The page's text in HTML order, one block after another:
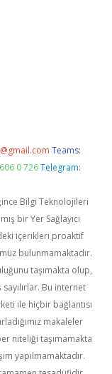
Teams:
0 726 Telegram:
Bilgi Teknolojileri
bir Yer Sağlayıcı
içerikleri proaktif
bulunmamaktadır.
taşımakta olup,
Bu internet
ile hiçbir bağlantısı
makaleler
niteliği taşımamakta
yapılmamaktadır.